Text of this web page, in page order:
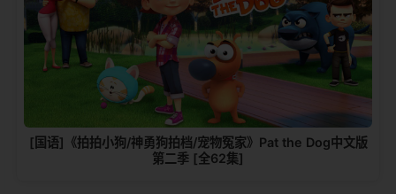
[国语]《拍拍小狗/神勇狗拍档/宠物冤家》Pat the Dog中文版
第二季 [全62集]